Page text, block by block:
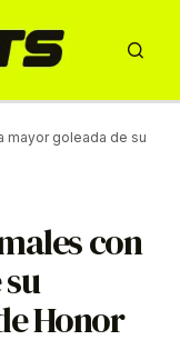
mayor goleada de su
con
Honor